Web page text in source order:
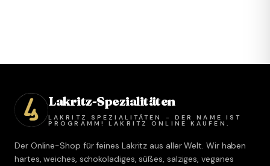
Lakritz-Spezialitäten
LAKRITZ SPEZIALITÄTEN - DER NAME IST
PROGRAMM! LAKRITZ ONLINE KAUFEN.
Der Online-Shop für feines Lakritz aus aller Welt. Wir haben
hartes, weiches, schokoladiges, süßes, salziges, veganes